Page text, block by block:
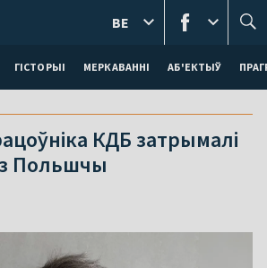
ГІСТОРЫІ МЕРКАВАННI АБ'ЕКТЫЎ
BE
КДБ затрымалі
з Польшчы